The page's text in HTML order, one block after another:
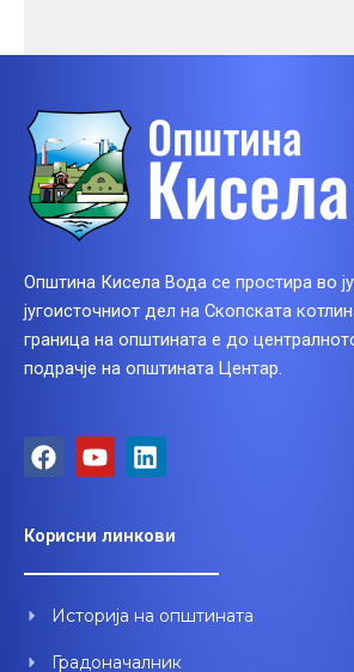
Општина Кисела Вода се простира во
југоисточниот дел на Скопската
граница на општината е до
подрачје на општината Центар.
F
a
b
o
k
Y
o
u
b
L
i
e
d
n
Корисни линкови
Историја на општината
Градоначалник